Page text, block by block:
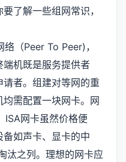
了解一些组网常识，
Peer To Peer)，
机既是服务提供者
请者。组建对等网的重
需配置一块网卡。网
ISA网卡虽然价格便
如声卡、显卡的中
汰之列。理想的网卡应